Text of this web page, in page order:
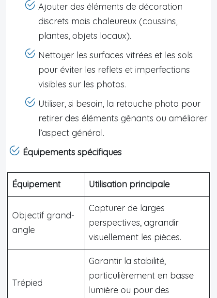
Ajouter des éléments de décoration
discrets mais chaleureux (coussins,
plantes, objets locaux).
Nettoyer les surfaces vitrées et les sols
pour éviter les reflets et imperfections
visibles sur les photos.
Utiliser, si besoin, la retouche photo pour
retirer des éléments gênants ou améliorer
l’aspect général.
Équipements spécifiques
Équipement Utilisation principale
Objectif grand-
angle
Capturer de larges
perspectives, agrandir
visuellement les pièces.
Trépied
Garantir la stabilité,
particulièrement en basse
lumière ou pour des